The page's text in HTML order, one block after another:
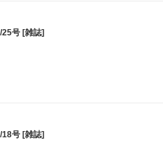
号 [雑誌]
号 [雑誌]